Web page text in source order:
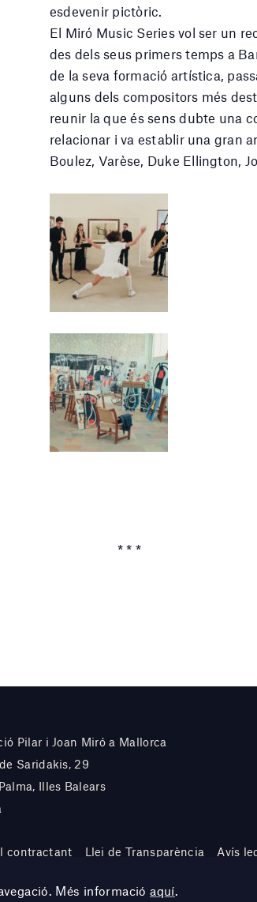
esdevenir pictòric.
El Miró Music Series vol ser un
des dels seus primers temps a
de la seva formació artística,
alguns dels compositors més
reunir la que és sens dubte una
relacionar i va establir una gran
Boulez, Varèse, Duke Ellington,
* * *
Pilar i Joan Miró a Mallorca
Saridakis, 29
Illes Balears
contractant Llei de Transparència Avís
Més informacióaquí.